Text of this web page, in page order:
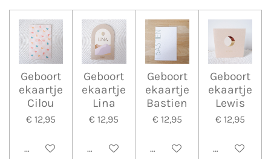
Geboort
ekaartje
Cilou
€ 12,95
Bekijk details
Geboort
ekaartje
Lina
€ 12,95
Bekijk details
Geboort
ekaartje
Bastien
€ 12,95
Bekijk details
Geboort
ekaartje
Lewis
€ 12,95
Bekijk